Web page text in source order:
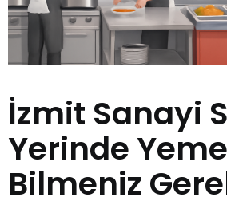
İzmit Sanayi
Yerinde
Bilmeniz